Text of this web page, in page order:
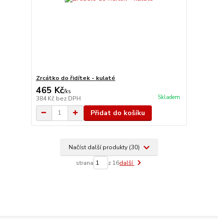
Zrcátko do řidítek - kulaté
465 Kč/ks
384 Kč bez DPH Skladem
Přidat do košíku
Načíst další produkty (30)
strana z 16další